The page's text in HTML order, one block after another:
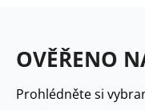
OVĚŘENO
Prohlédněte si